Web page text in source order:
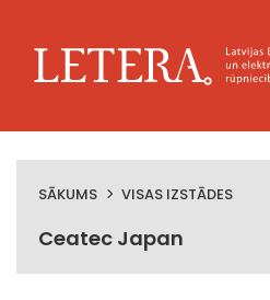
SĀKUMS VISAS IZSTĀDES
Ceatec Japan